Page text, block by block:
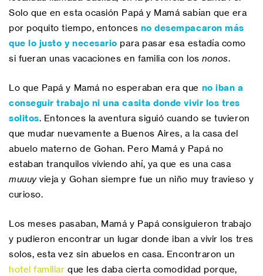
Solo que en esta ocasión Papá y Mamá sabían que era
por poquito tiempo, entonces no desempacaron más
que lo justo y necesario para pasar esa estadía como
si fueran unas vacaciones en familia con losnonos.
Lo que Papá y Mamá no esperaban era que no iban a
conseguir trabajo ni una casita donde vivir los tres
solitos. Entonces la aventura siguió cuando se tuvieron
que mudar nuevamente a Buenos Aires, a la casa del
abuelo materno de Gohan. Pero Mamá y Papá no
estaban tranquilos viviendo ahí, ya que es una casa
muuuyvieja y Gohan siempre fue un niño muy travieso y
curioso.
Los meses pasaban, Mamá y Papá consiguieron trabajo
y pudieron encontrar un lugar donde iban a vivir los tres
solos, esta vez sin abuelos en casa. Encontraron un
hotel familiar que les daba cierta comodidad porque,